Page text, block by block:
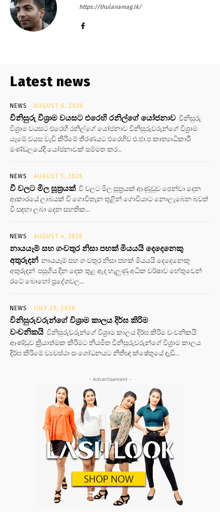
https://thulanamag.lk/
Latest news
NEWS AUGUST 6, 2026
විනිසුරු විශ්‍රාම වයසට එරෙහි රනිල්ගේ යෝජනාව විනිසුරු
විශ්‍රාම වයසට එරෙහි රනිල්ගේ යෝජනාව විනිසුරුවරුන්ගේ විශ්‍රාම
යෑමේ වයස වැඩි කිරීමේ තීරණයට එරෙහිව එ.ජා.ප කෘත්‍යාධිකාරී
මණ්ඩලයේදී යෝජනාවක් සම්මත කර...
NEWS AUGUST 5, 2026
වී වලට මිල සූත්‍රයක් වී වලට මිල සූත්‍රයක් ආණුඩුව පෙන්වා දෙන
ආකාරයේ ලාබයක් වී ගොවිතැන තුළින් ගොවියාට නොලැබෙන බවත්
වී සඳහා ලබා දෙන සහතික...
NEWS AUGUST 4, 2026
නායයෑම් සහ ගංවතුර නිසා පහක් මියයයි දෙදෙනෙකු
අතුරුදන් නායයෑම් සහ ගංවතුර නිසා පහක් මියයයි දෙදෙනෙකු
අතුරුදන් පසුගිය දින දෙක තුළ ඇද හැලුණු අධික වර්ෂාව හේතුවෙන්
රටේ බොහෝ ප්‍රදේශවල...
NEWS JULY 29, 2026
විනිසුරුවරුන්ගේ විශ්‍රාම කාලය දිර්ඝ කිරිම
වංචනිකයි විනිසුරුවරුන්ගේ විශ්‍රාම කාලය දිර්ඝ කිරිම වංචනිකයි
ආණ්ඩුව ක්‍රියාත්මක කිරිමට නියමිත විනිසුරුවරුන්ගේ විශ්‍රාම කාලය
දිර්ඝ කිරිමේ ව්‍යවස්ථා සංශෝධනයට නිතීඥ ක්ෂේතුයේ දැඩි...
- Advertisement -